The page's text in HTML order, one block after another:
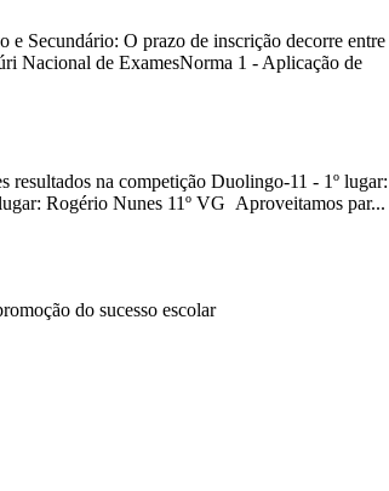
Secundário: O prazo de inscrição decorre entre
Nacional de ExamesNorma 1 - Aplicação de
resultados na competição Duolingo-11 - 1º lugar:
Rogério Nunes 11º VG Aproveitamos par...
do sucesso escolar